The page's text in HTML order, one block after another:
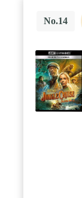
No.14